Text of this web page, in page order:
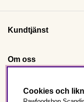
Kundtjänst
Om oss
Följ oss
Cookies och